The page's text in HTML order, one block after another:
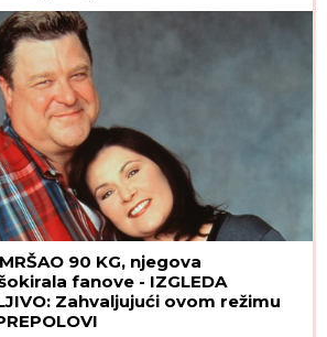
90 KG, njegova
fanove - IZGLEDA
Zahvaljujući ovom režimu